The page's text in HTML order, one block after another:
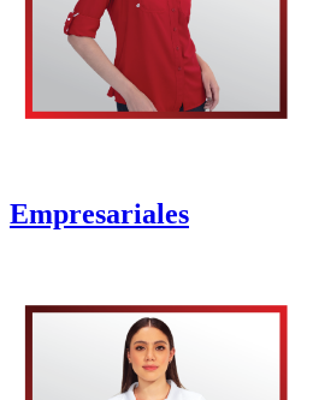
Empresariales